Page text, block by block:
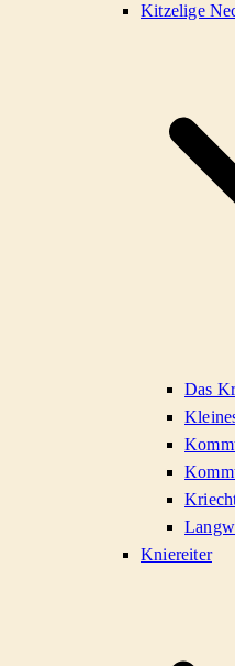
Kitzelige
Das
Kniereiter